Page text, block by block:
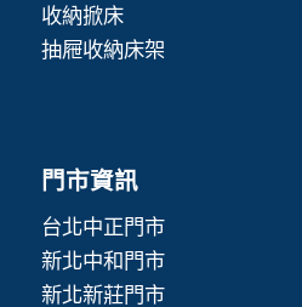
收納掀床
抽屜收納床架
門市資訊
台北中正門市
新北中和門市
新北新莊門市